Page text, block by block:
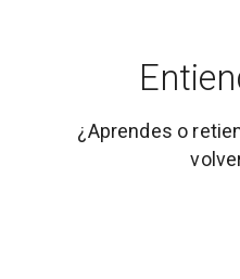
¿Aprendes o